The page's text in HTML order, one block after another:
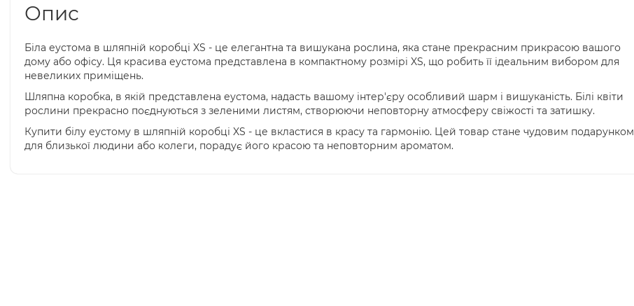
Опис
Біла еустома в шляпній коробці XS - це елегантна та вишукана рослина, яка стане прекрасним прикрасою вашого
дому або офісу. Ця красива еустома представлена в компактному розмірі XS, що робить її ідеальним вибором для
невеликих приміщень.
Шляпна коробка, в якій представлена еустома, надасть вашому інтер'єру особливий шарм і вишуканість. Білі квіти
рослини прекрасно поєднуються з зеленими листям, створюючи неповторну атмосферу свіжості та затишку.
Купити білу еустому в шляпній коробці XS - це вкластися в красу та гармонію. Цей товар стане чудовим подарунком
для близької людини або колеги, порадує його красою та неповторним ароматом.